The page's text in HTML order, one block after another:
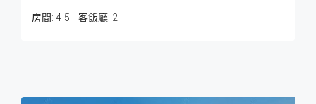
房間: 4-5 客飯廳: 2